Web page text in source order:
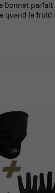
bonnet
quand le froid